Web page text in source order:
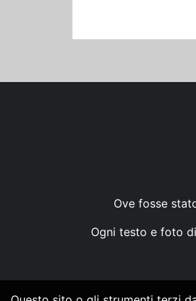
Ove fosse
Ogni testo e foto